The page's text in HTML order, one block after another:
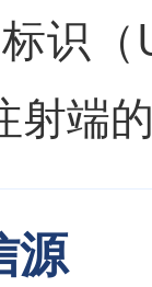
识
射端
源